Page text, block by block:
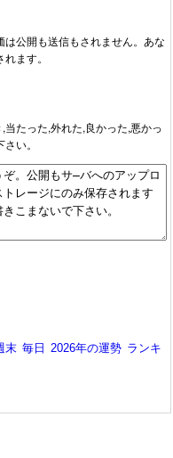
は公開も送信もされません。あな
ます。
当たった,外れた,良かった,悪かっ
い。
末 毎日 2026年の運勢 ランキ